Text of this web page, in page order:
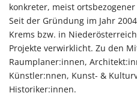
konkreter, meist
Seit der Gründung im Jahr
Krems bzw. in
Projekte verwirklicht. Zu den
Raumplaner:innen,
Künstler:nnen, Kunst- &
Historiker:innen.